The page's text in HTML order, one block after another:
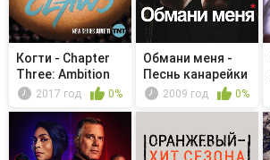
Когти - Chapter
Three: Ambition
2017 год 0%
Обмани меня -
Песнь канарейки
2009 год 0%